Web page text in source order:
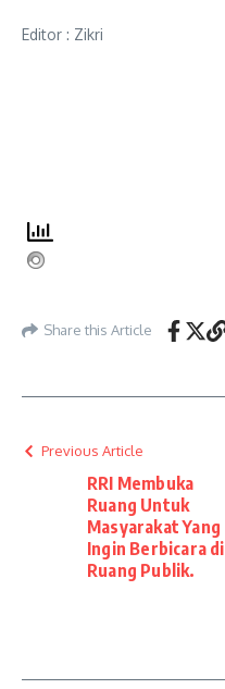
Editor : Zikri
Share this Article
Previous Article
RRI Membuka
Ruang Untuk
Masyarakat Yang
Ingin Berbicara di
Ruang Publik.